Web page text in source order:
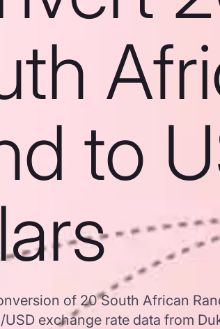
to
of 20 South African
exchange rate data from